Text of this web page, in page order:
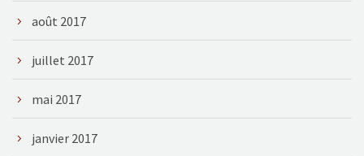
août 2017
juillet 2017
mai 2017
janvier 2017